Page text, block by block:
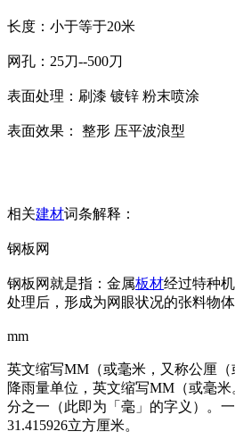
长度：小于等于20米
网孔：25刀--500刀
表面处理：刷漆 镀锌 粉末喷涂
表面效果： 整形 压平波浪型
相关建材词条解释：
钢板网
钢板网就是指：金属板材经过特种
处理后，形成为网眼状况的张料物体
mm
英文缩写MM（或毫米，又称公厘
降雨量单位，英文缩写MM（或毫
分之一（此即为「毫」的字义）。
31.415926立方厘米。